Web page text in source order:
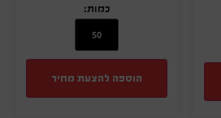
כמות:
הוספה להצעת מחיר